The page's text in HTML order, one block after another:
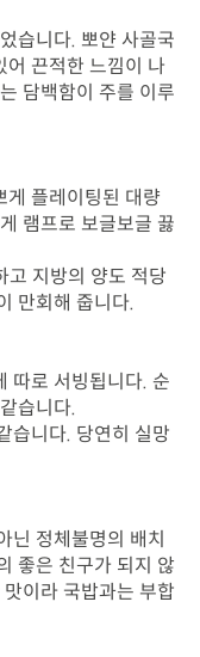
습니다. 뽀얀 사골국
끈적한 느낌이 나
담백함이 주를 이루
플레이팅된 대량
램프로 보글보글 끓
고 지방의 양도 적당
만회해 줍니다.
따로 서빙됩니다. 순
습니다.
습니다. 당연히 실망
닌 정체불명의 배치
좋은 친구가 되지 않
이라 국밥과는 부합